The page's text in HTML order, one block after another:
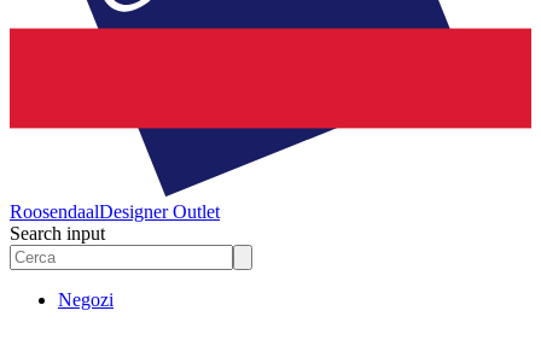
RoosendaalDesigner Outlet
Search input
Negozi